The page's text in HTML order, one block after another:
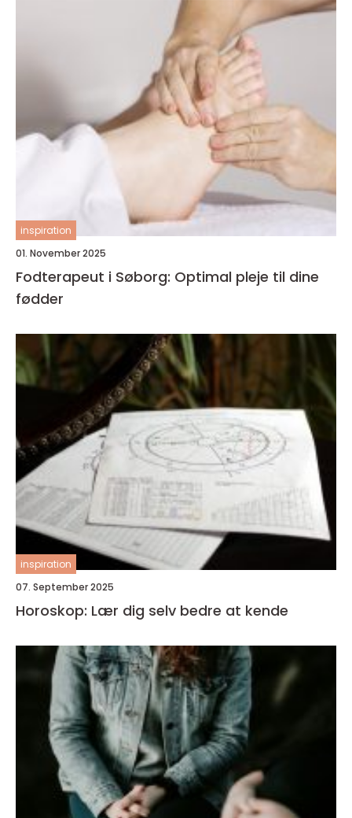
inspiration
01. November 2025
Fodterapeut i Søborg: Optimal pleje til dine
fødder
inspiration
07. September 2025
Horoskop: Lær dig selv bedre at kende